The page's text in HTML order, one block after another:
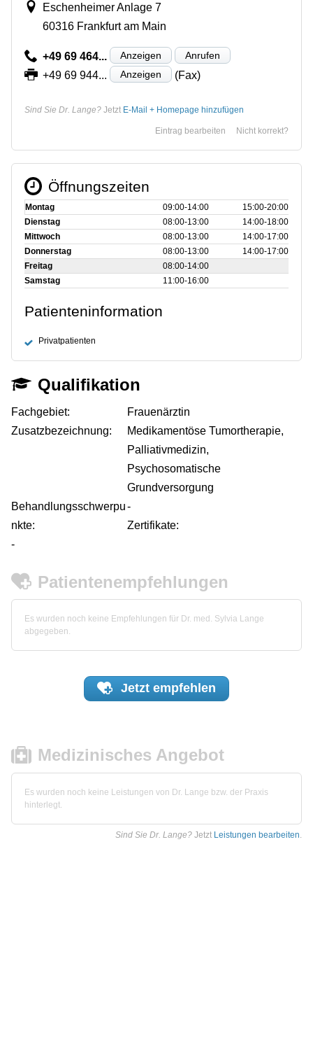
Eschenheimer Anlage 7
60316 Frankfurt am Main
+49 69 464... Anzeigen Anrufen
+49 69 944... Anzeigen (Fax)
Sind Sie Dr. Lange? Jetzt E-Mail + Homepage hinzufügen
Nicht korrekt?
Eintrag bearbeiten
Öffnungszeiten
Montag 09:00‑14:00
15:00‑20:00
Dienstag
08:00‑13:00
14:00‑18:00
Mittwoch
08:00‑13:00
14:00‑17:00
Donnerstag
08:00‑13:00
14:00‑17:00
Freitag
08:00‑14:00
Samstag
11:00‑16:00
Patienteninformation
Privatpatienten
Qualifikation
Fachgebiet:
Frauenärztin
Zusatzbezeichnung:
Medikamentöse Tumortherapie,
Palliativmedizin,
Psychosomatische
Grundversorgung
Behandlungsschwerpu
nkte:
-
Zertifikate:
-
Patientenempfehlungen
Es wurden noch keine Empfehlungen für Dr. med. Sylvia Lange
abgegeben.
Jetzt empfehlen
Medizinisches Angebot
Es wurden noch keine Leistungen von Dr. Lange bzw. der Praxis
hinterlegt.
Sind Sie Dr. Lange? Jetzt Leistungen bearbeiten.